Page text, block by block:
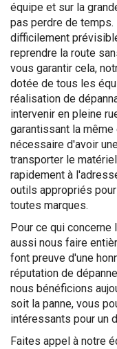
équipe et sur la
pas perdre de
difficilement
reprendre la route
vous garantir cela,
dotée de tous les
réalisation de
intervenir en pleine
garantissant la
nécessaire d'avoir
transporter le
rapidement à
outils appropriés
toutes marques.
Pour ce qui
aussi nous faire
font preuve d'une
réputation de
nous bénéficions
soit la panne, vous
intéressants pour un
Faites appel à notre